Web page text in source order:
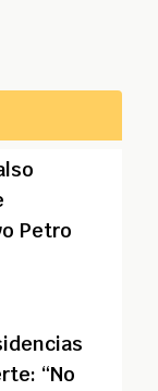
Petro
“No